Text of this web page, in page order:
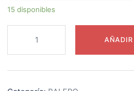
15 disponibles
CLUTCH
KOYO